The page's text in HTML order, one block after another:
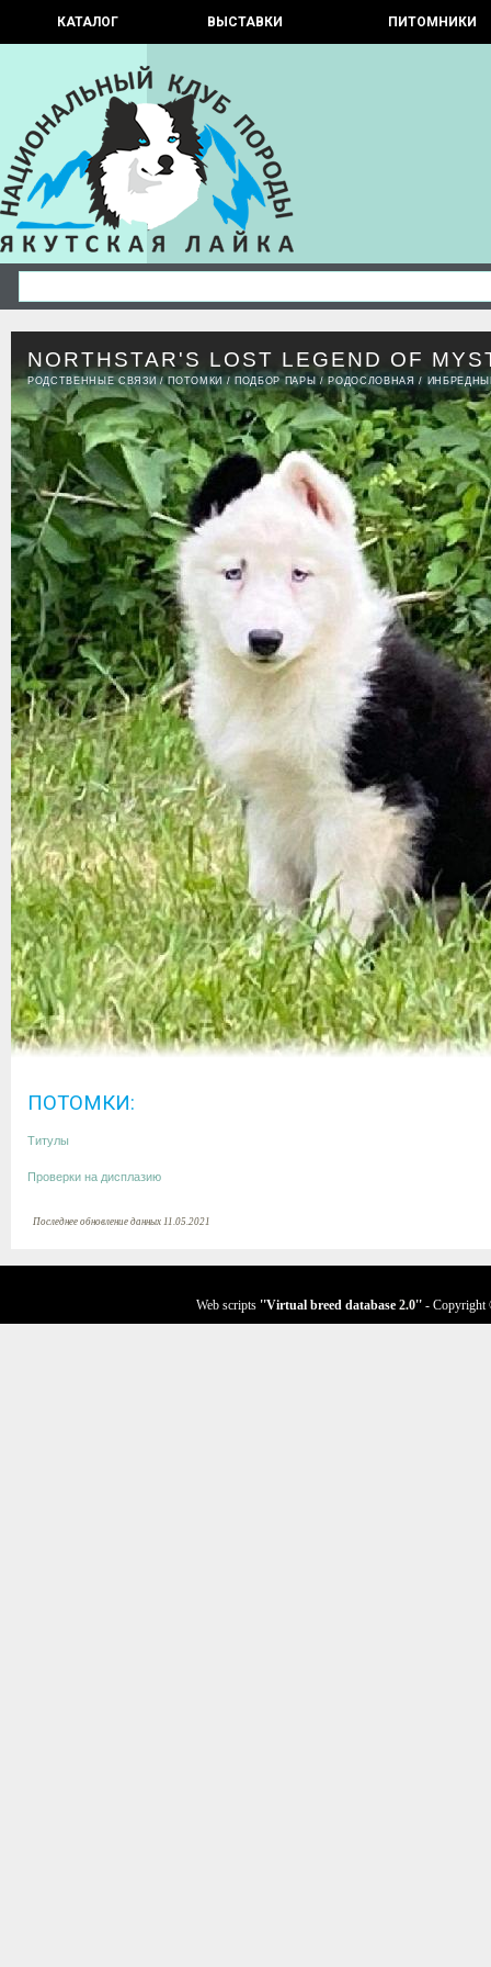
КАТАЛОГ ВЫСТАВКИ ПИТОМНИКИ
NORTHSTAR'S LOST LEGEND OF
РОДСТВЕННЫЕ СВЯЗИ /ПОТОМКИ/ ПОДБОР ПАРЫ / РОДОСЛОВНАЯ /
ПОТОМКИ:
Титулы
Проверки на дисплазию
Последнее обновление данных 11.05.2021
Web scripts ''Virtual breed database 2.0'' - Copyright